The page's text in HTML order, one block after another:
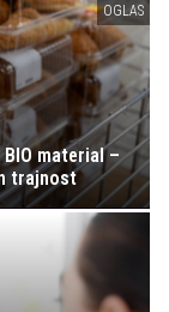
OGLAS
material –
trajnost